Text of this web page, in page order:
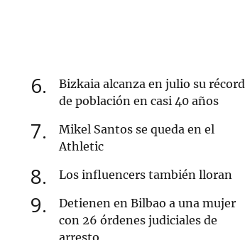
6
Bizkaia alcanza en julio su récord
de población en casi 40 años
7
Mikel Santos se queda en el
Athletic
8 Los influencers también lloran
9
Detienen en Bilbao a una mujer
con 26 órdenes judiciales de
arresto